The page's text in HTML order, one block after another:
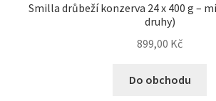
Smilla drůbeží konzerva 24 x 400 g –
druhy)
899,00 Kč
Do obchodu